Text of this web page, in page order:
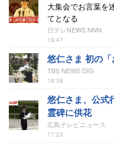
大集会でお言葉を
てとなる
日テレNEWS NNN
19:47
悠仁さま 初の
TBS NEWS DIG
18:38
悠仁さま、公式
霊碑に供花
広島テレビニュース
17:23